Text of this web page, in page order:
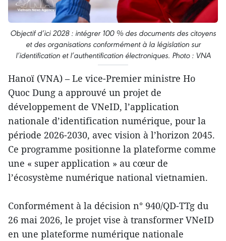
Objectif d’ici 2028 : intégrer 100 % des documents des citoyens
et des organisations conformément à la législation sur
l’identification et l’authentification électroniques. Photo : VNA
Hanoï (VNA) – Le vice-Premier ministre Ho
Quoc Dung a approuvé un projet de
développement de VNeID, l’application
nationale d’identification numérique, pour la
période 2026-2030, avec vision à l’horizon 2045.
Ce programme positionne la plateforme comme
une « super application » au cœur de
l’écosystème numérique national vietnamien.
Conformément à la décision n° 940/QD-TTg du
26 mai 2026, le projet vise à transformer VNeID
en une plateforme numérique nationale